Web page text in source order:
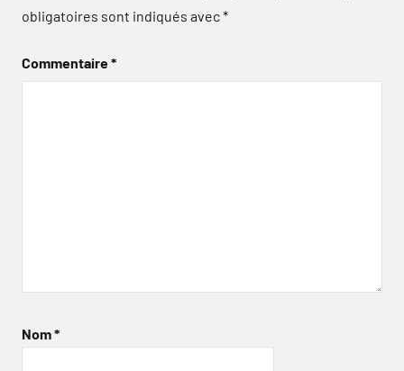
obligatoires sont indiqués avec*
Commentaire*
Nom*